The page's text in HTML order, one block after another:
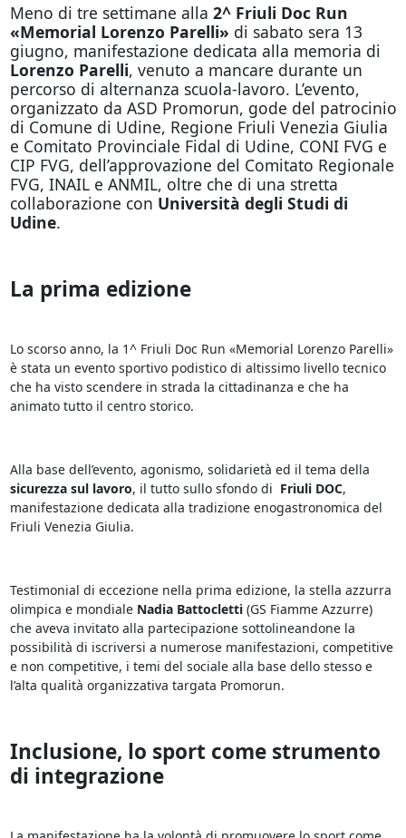
Meno di tre settimane alla 2^ Friuli Doc Run
«Memorial Lorenzo Parelli» di sabato sera 13
giugno, manifestazione dedicata alla memoria di
Lorenzo Parelli, venuto a mancare durante un
percorso di alternanza scuola-lavoro. L’evento,
organizzato da ASD Promorun, gode del patrocinio
di Comune di Udine, Regione Friuli Venezia Giulia
e Comitato Provinciale Fidal di Udine, CONI FVG e
CIP FVG, dell’approvazione del Comitato Regionale
FVG, INAIL e ANMIL, oltre che di una stretta
collaborazione con Università degli Studi di
Udine.
La prima edizione
Lo scorso anno, la 1^ Friuli Doc Run «Memorial Lorenzo Parelli»
è stata un evento sportivo podistico di altissimo livello tecnico
che ha visto scendere in strada la cittadinanza e che ha
animato tutto il centro storico.
Alla base dell’evento, agonismo, solidarietà ed il tema della
sicurezza sul lavoro, il tutto sullo sfondo di Friuli DOC,
manifestazione dedicata alla tradizione enogastronomica del
Friuli Venezia Giulia.
Testimonial di eccezione nella prima edizione, la stella azzurra
olimpica e mondiale Nadia Battocletti(GS Fiamme Azzurre)
che aveva invitato alla partecipazione sottolineandone la
possibilità di iscriversi a numerose manifestazioni, competitive
e non competitive, i temi del sociale alla base dello stesso e
l’alta qualità organizzativa targata Promorun.
Inclusione, lo sport come strumento
di integrazione